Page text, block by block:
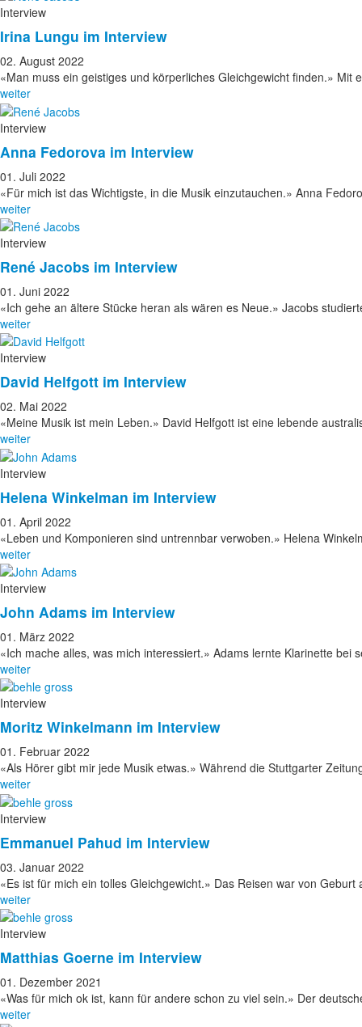
Interview
Irina Lungu im Interview
02. August 2022
«Man muss ein geistiges und körperliches Gleichgewicht finden.» Mit
weiter
Interview
Anna Fedorova im Interview
01. Juli 2022
«Für mich ist das Wichtigste, in die Musik einzutauchen.» Anna
weiter
Interview
René Jacobs im Interview
01. Juni 2022
«Ich gehe an ältere Stücke heran als wären es Neue.» Jacobs
weiter
Interview
David Helfgott im Interview
02. Mai 2022
«Meine Musik ist mein Leben.» David Helfgott ist eine lebende
weiter
Interview
Helena Winkelman im Interview
01. April 2022
«Leben und Komponieren sind untrennbar verwoben.» Helena
weiter
Interview
John Adams im Interview
01. März 2022
«Ich mache alles, was mich interessiert.» Adams lernte Klarinette bei
weiter
Interview
Moritz Winkelmann im Interview
01. Februar 2022
«Als Hörer gibt mir jede Musik etwas.» Während die Stuttgarter
weiter
Interview
Emmanuel Pahud im Interview
03. Januar 2022
«Es ist für mich ein tolles Gleichgewicht.» Das Reisen war von
weiter
Interview
Matthias Goerne im Interview
01. Dezember 2021
«Was für mich ok ist, kann für andere schon zu viel sein.» Der
weiter